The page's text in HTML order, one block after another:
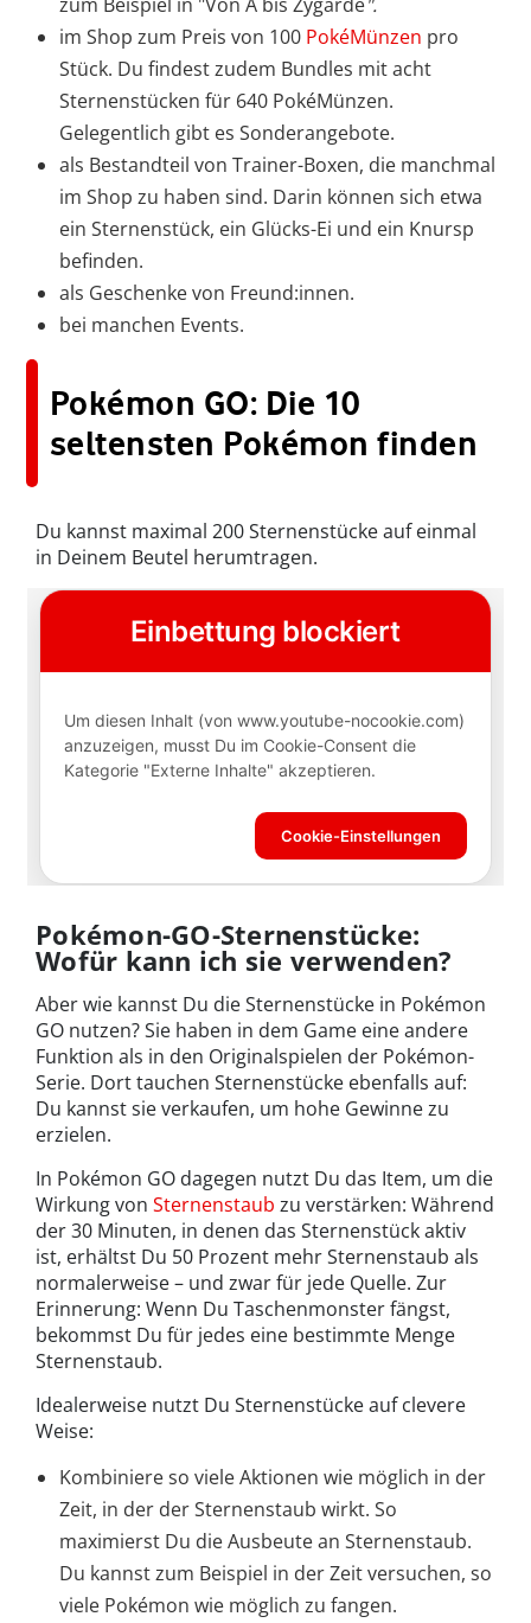
im Shop zum Preis von 100 PokéMünzen pro
Stück. Du findest zudem Bundles mit acht
Sternenstücken für 640 PokéMünzen.
Gelegentlich gibt es Sonderangebote.
als Bestandteil von Trainer-Boxen, die manchmal
im Shop zu haben sind. Darin können sich etwa
ein Sternenstück, ein Glücks-Ei und ein Knursp
befinden.
als Geschenke von Freund:innen.
bei manchen Events.
Pokémon GO: Die 10
seltensten Pokémon finden
Du kannst maximal 200 Sternenstücke auf einmal
in Deinem Beutel herumtragen.
Pokémon-GO-Sternenstücke:
Wofür kann ich sie verwenden?
Aber wie kannst Du die Sternenstücke in Pokémon
GO nutzen? Sie haben in dem Game eine andere
Funktion als in den Originalspielen der Pokémon-
Serie. Dort tauchen Sternenstücke ebenfalls auf:
Du kannst sie verkaufen, um hohe Gewinne zu
erzielen.
In Pokémon GO dagegen nutzt Du das Item, um die
Wirkung von Sternenstaub zu verstärken: Während
der 30 Minuten, in denen das Sternenstück aktiv
ist, erhältst Du 50 Prozent mehr Sternenstaub als
normalerweise – und zwar für jede Quelle. Zur
Erinnerung: Wenn Du Taschenmonster fängst,
bekommst Du für jedes eine bestimmte Menge
Sternenstaub.
Idealerweise nutzt Du Sternenstücke auf clevere
Weise:
Kombiniere so viele Aktionen wie möglich in der
Zeit, in der der Sternenstaub wirkt. So
maximierst Du die Ausbeute an Sternenstaub.
Du kannst zum Beispiel in der Zeit versuchen, so
viele Pokémon wie möglich zu fangen.